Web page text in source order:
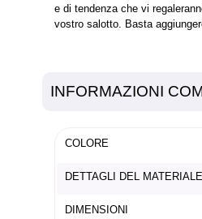
e di tendenza che vi
vostro salotto. Basta
INFORMAZIONI
COLORE
DETTAGLI DEL MATERIALE
DIMENSIONI